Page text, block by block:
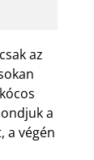
az
a
a végén